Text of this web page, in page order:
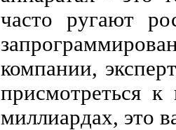
часто ругают
компании,
присмотреться
миллиардах, это